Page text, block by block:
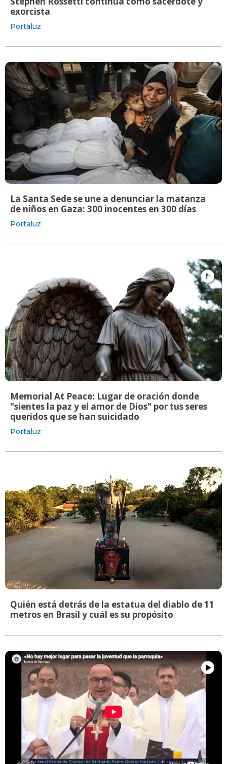
exorcista
Portaluz
La Santa Sede se une a denunciar la matanza
de niños en Gaza: 300 inocentes en 300 días
Portaluz
Memorial At Peace: Lugar de oración donde
"sientes la paz y el amor de Dios" por tus seres
queridos que se han suicidado
Portaluz
Quién está detrás de la estatua del diablo de 11
metros en Brasil y cuál es su propósito